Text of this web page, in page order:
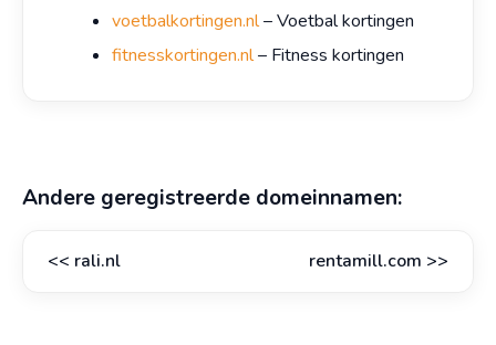
voetbalkortingen.nl– Voetbal kortingen
fitnesskortingen.nl– Fitness kortingen
Andere geregistreerde domeinnamen:
<< rali.nl rentamill.com >>